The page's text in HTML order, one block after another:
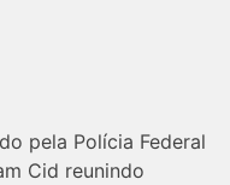
pela Polícia Federal
Cid reunindo